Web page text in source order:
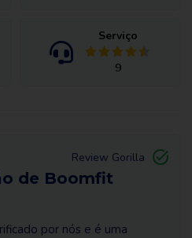
Serviço
9
de Boomfit
Review Gorilla
por nós e é uma